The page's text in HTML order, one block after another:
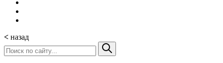
< назад